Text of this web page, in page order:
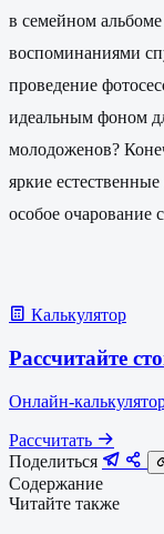
в семейном альбоме
воспоминаниями
проведение
идеальным фоном
молодоженов?
яркие
особое очарование
Калькулятор
Рассчитайте
Онлайн-
Рассчитать
Поделиться
Содержание
Читайте также